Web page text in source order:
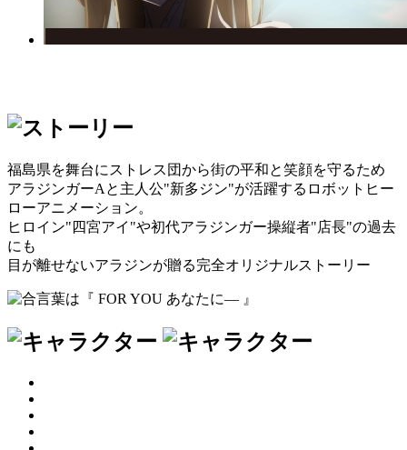
福島県を舞台にストレス団から街の平和と笑顔を守るため
アラジンガーAと主人公"新多ジン"が活躍するロボットヒー
ローアニメーション。
ヒロイン"四宮アイ"や初代アラジンガー操縦者"店長"の過去
にも
目が離せないアラジンが贈る完全オリジナルストーリー